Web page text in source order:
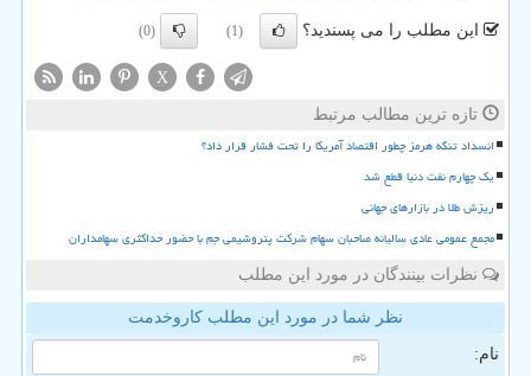
این مطلب را می پسندید؟ (1)
(0)
X
تازه ترین مطالب مرتبط
انسداد تنگه هرمز چطور اقتصاد آمریکا را تحت فشار قرار داد؟
یک چهارم نفت دنیا قطع شد
ریزش طلا در بازارهای جهانی
مجمع عمومی عادی سالیانه صاحبان سهام شرکت پتروشیمی جم با حضور حداکثری سهامداران
نظرات بینندگان در مورد این مطلب
نظر شما در مورد این مطلب کاروخدمت
نام: